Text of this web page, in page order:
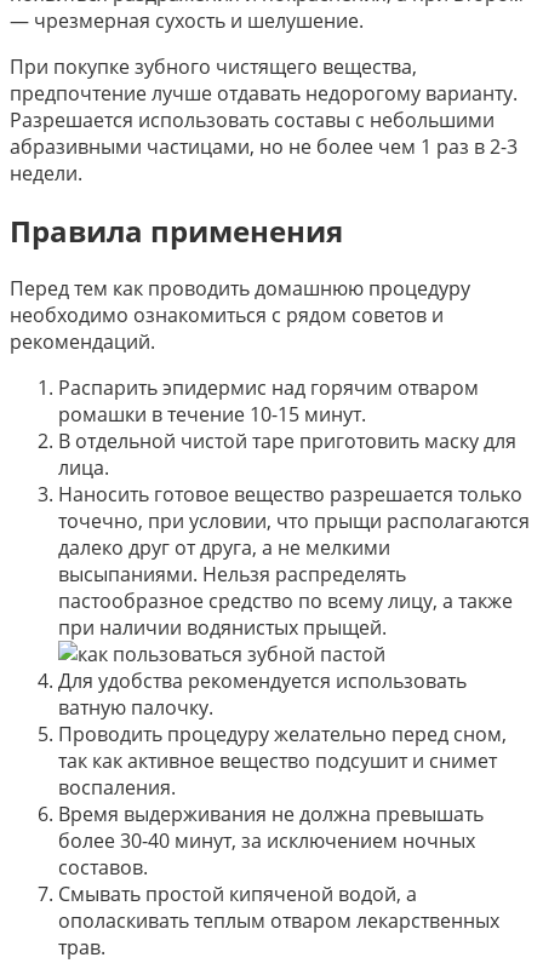
— чрезмерная сухость и шелушение.
При покупке зубного чистящего вещества,
предпочтение лучше отдавать недорогому варианту.
Разрешается использовать составы с небольшими
абразивными частицами, но не более чем 1 раз в 2-3
недели.
Правила применения
Перед тем как проводить домашнюю процедуру
необходимо ознакомиться с рядом советов и
рекомендаций.
Распарить эпидермис над горячим отваром
ромашки в течение 10-15 минут.
В отдельной чистой таре приготовить маску для
лица.
Наносить готовое вещество разрешается только
точечно, при условии, что прыщи располагаются
далеко друг от друга, а не мелкими
высыпаниями. Нельзя распределять
пастообразное средство по всему лицу, а также
при наличии водянистых прыщей.
Для удобства рекомендуется использовать
ватную палочку.
Проводить процедуру желательно перед сном,
так как активное вещество подсушит и снимет
воспаления.
Время выдерживания не должна превышать
более 30-40 минут, за исключением ночных
составов.
Смывать простой кипяченой водой, а
ополаскивать теплым отваром лекарственных
трав.